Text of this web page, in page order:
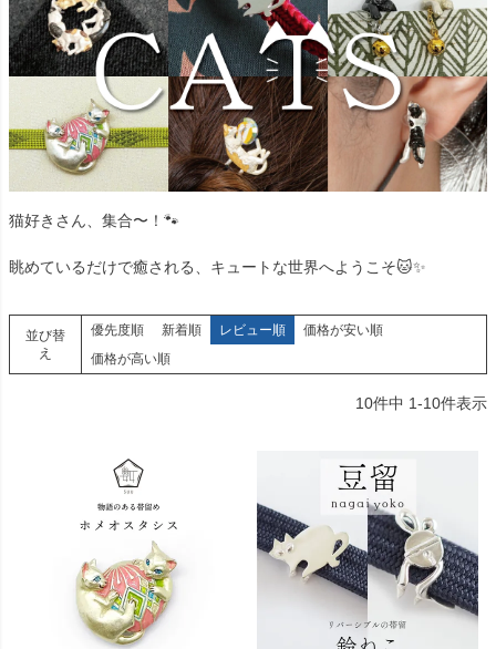
猫好きさん、集合〜！🐾
眺めているだけで癒される、キュートな世界へようこそ🐱✨
並び替
え
優先度順 新着順 レビュー順
価格が安い順
価格が高い順
10件中 1-10件表示